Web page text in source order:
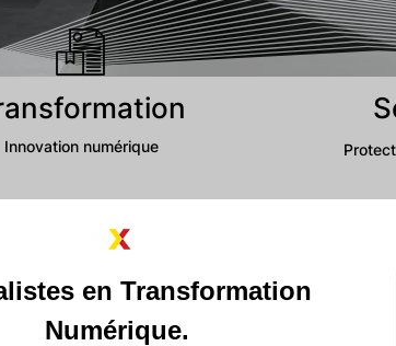
Innovation numérique
en Transformation
Numérique.